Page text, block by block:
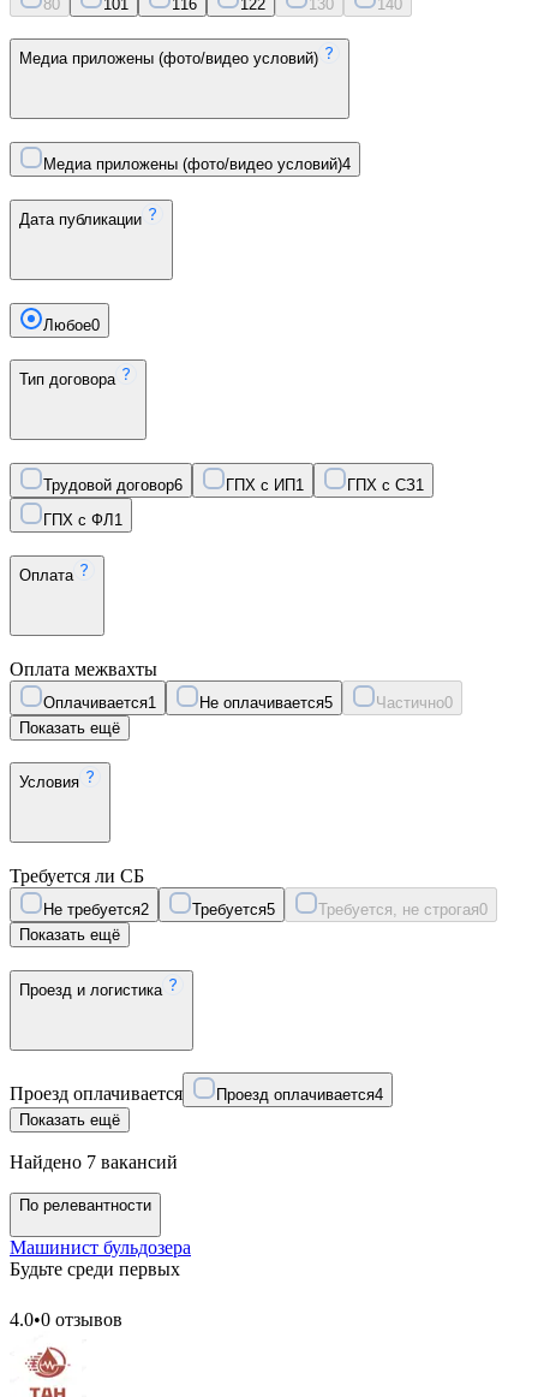
80 101 11 6 122 130 140
Медиа приложены (фото/видео условий)
Медиа приложены (фото/видео условий)4
Дата публикации
Любое0
Тип договора
Трудовой договор6 ГПХ с ИП 1 ГПХ с СЗ1
ГПХ с ФЛ 1
Оплата
Оплата межвахты
Оплачивается1 Не оплачивается5 Частично0
Показать ещё
Условия
Требуется ли СБ
Не требуется2 Требуется5 Требуется, не строгая0
Показать ещё
Проезд и логистика
Проезд оплачивается Проезд оплачивается4
Показать ещё
Найдено 7 вакансий
По релевантности
Машинист бульдозера
Будьте среди первых
4.0•0 отзывов